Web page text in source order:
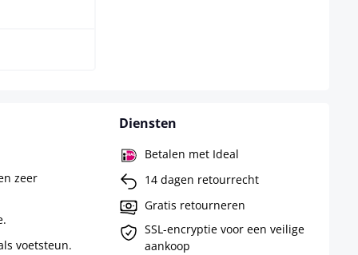
zeer
voetsteun.
Diensten
Betalen met Ideal
14 dagen retourrecht
Gratis retourneren
SSL-encryptie voor een veilige
aankoop